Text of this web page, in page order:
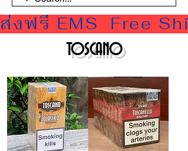
ส่งฟรี EMS  Free
TOSCANO